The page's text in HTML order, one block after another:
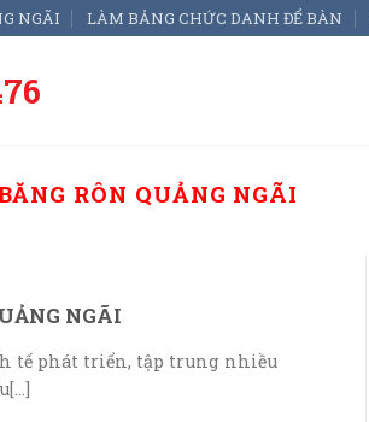
NGÃI LÀM BẢNG CHỨC DANH ĐỂ BÀN
RÔN QUẢNG NGÃI
NGÃI
tế phát triển, tập trung nhiều